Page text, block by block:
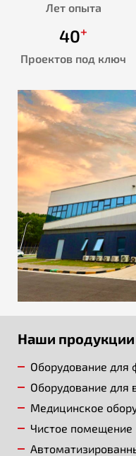
Лет опыта
40+
Проектов под ключ
Наши продукции
Оборудование для
Оборудование для
Медицинское
Чистое помещение